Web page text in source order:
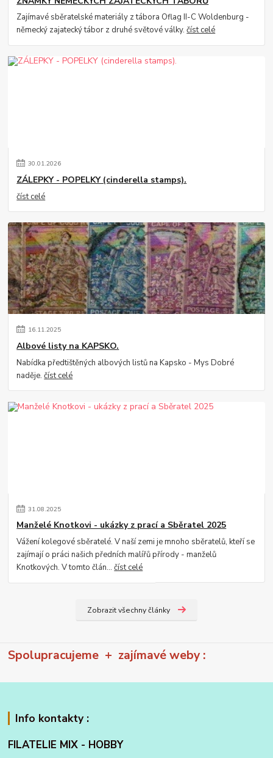
Zajímavé sběratelské materiály z tábora Oflag II-C Woldenburg -
německý zajatecký tábor z druhé světové války.číst celé
30.01.2026
ZÁLEPKY - POPELKY (cinderella stamps).
číst celé
16.11.2025
Albové listy na KAPSKO.
Nabídka předtištěných albových listů na Kapsko - Mys Dobré
naděje.číst celé
31.08.2025
Manželé Knotkovi - ukázky z prací a Sběratel 2025
Vážení kolegové sběratelé. V naší zemi je mnoho sběratelů, kteří se
zajímají o práci našich předních malířů přírody - manželů
Knotkových. V tomto člán...číst celé
Zobrazit všechny články
Spolupracujeme + zajímavé weby :
Info kontakty :
FILATELIE MIX - HOBBY